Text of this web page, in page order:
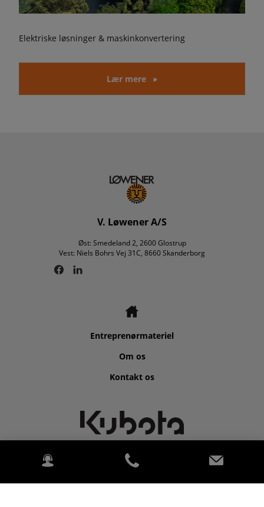
Elektriske løsninger & maskinkonvertering
Lær mere
V. Løwener A/S
Øst: Smedeland 2, 2600 Glostrup
Vest: Niels Bohrs Vej 31C, 8660 Skanderborg
Entreprenørmateriel
Om os
Kontakt os
©2026 Kubota for V. Løwener A/S.